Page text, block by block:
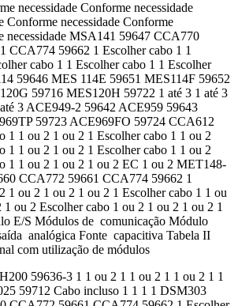
necessidade Conforme necessidade
Conforme necessidade Conforme
necessidade MSA141 59647 CCA770
CCA774 59662 1 Escolher cabo 1 1
cabo 1 1 Escolher cabo 1 1 Escolher
59646 MES 114E 59651 MES114F 59652
59716 MES120H 59722 1 até 3 1 até 3
3 ACE949-2 59642 ACE959 59643
59723 ACE969FO 59724 CCA612
1 1 ou 2 1 ou 2 1 Escolher cabo 1 1 ou 2
1 1 ou 2 1 ou 2 1 Escolher cabo 1 1 ou 2
1 1 ou 2 1 ou 2 1 ou 2 EC 1 ou 2 MET148-
CCA772 59661 CCA774 59662 1
1 ou 2 1 ou 2 1 ou 2 1 Escolher cabo 1 1 ou
ou 2 Escolher cabo 1 ou 2 1 ou 2 1 ou 2 1
E/S Módulos de comunicação Módulo
analógica Fonte capacitiva Tabela II
com utilização de módulos
59636-3 1 1 ou 2 1 1 ou 2 1 1 ou 2 1 1
59712 Cabo incluso 1 1 1 1 DSM303